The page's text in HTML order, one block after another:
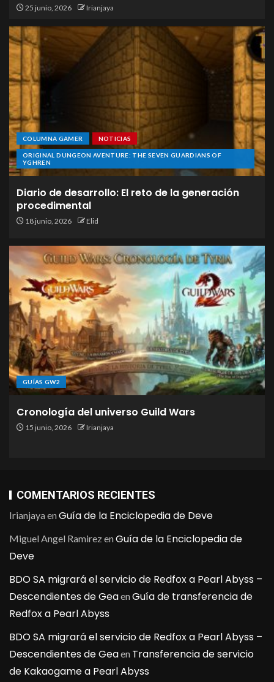
25 junio, 2026 Irianjaya
COLUMNA GAMER NOTICIAS
ORIGINAL DUNGEON AVENTURE: THE SEVEN GUARDIANS OF
YGHREN
Diario de desarrollo: El reto de la generación
procedimental
18 junio, 2026 Elid
GUÍAS GW2
Cronología del universo Guild Wars
15 junio, 2026 Irianjaya
COMENTARIOS RECIENTES
IrianjayaenGuía de la Enciclopedia de Deve
Miguel Angel RamirezenGuía de la Enciclopedia de
Deve
BDO SA migrará el servicio de Redfox a Pearl Abyss –
Descendientes de GeaenGuía de transferencia de
Redfox a Pearl Abyss
BDO SA migrará el servicio de Redfox a Pearl Abyss –
Descendientes de Geaen Transferencia de servicio
de Kakaogame a Pearl Abyss